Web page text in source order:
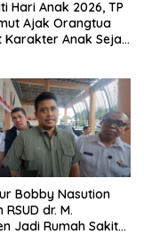
Hari Anak 2026, TP
Ajak Orangtua
Karakter Anak Sejak
Bobby Nasution
dr. M.
Jadi Rumah Sakit